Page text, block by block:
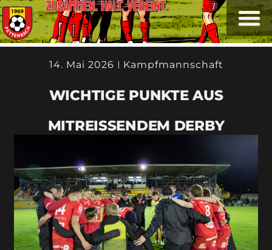
ZUSAMMEN. HALT. VEREINT.
14. Mai 2026 Kampfmannschaft
WICHTIGE PUNKTE AUS
MITREISSENDEM DERBY